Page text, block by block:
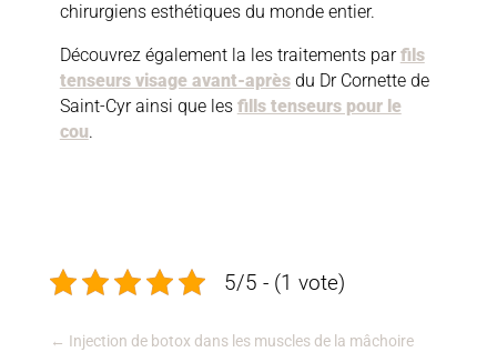
chirurgiens esthétiques du monde entier.
Découvrez également la les traitements parfils
tenseurs visage avant-aprèsdu Dr Cornette de
Saint-Cyr ainsi que les fills tenseurs pour le
cou.
5/5 - (1 vote)
← Injection de botox dans les muscles de la mâchoire